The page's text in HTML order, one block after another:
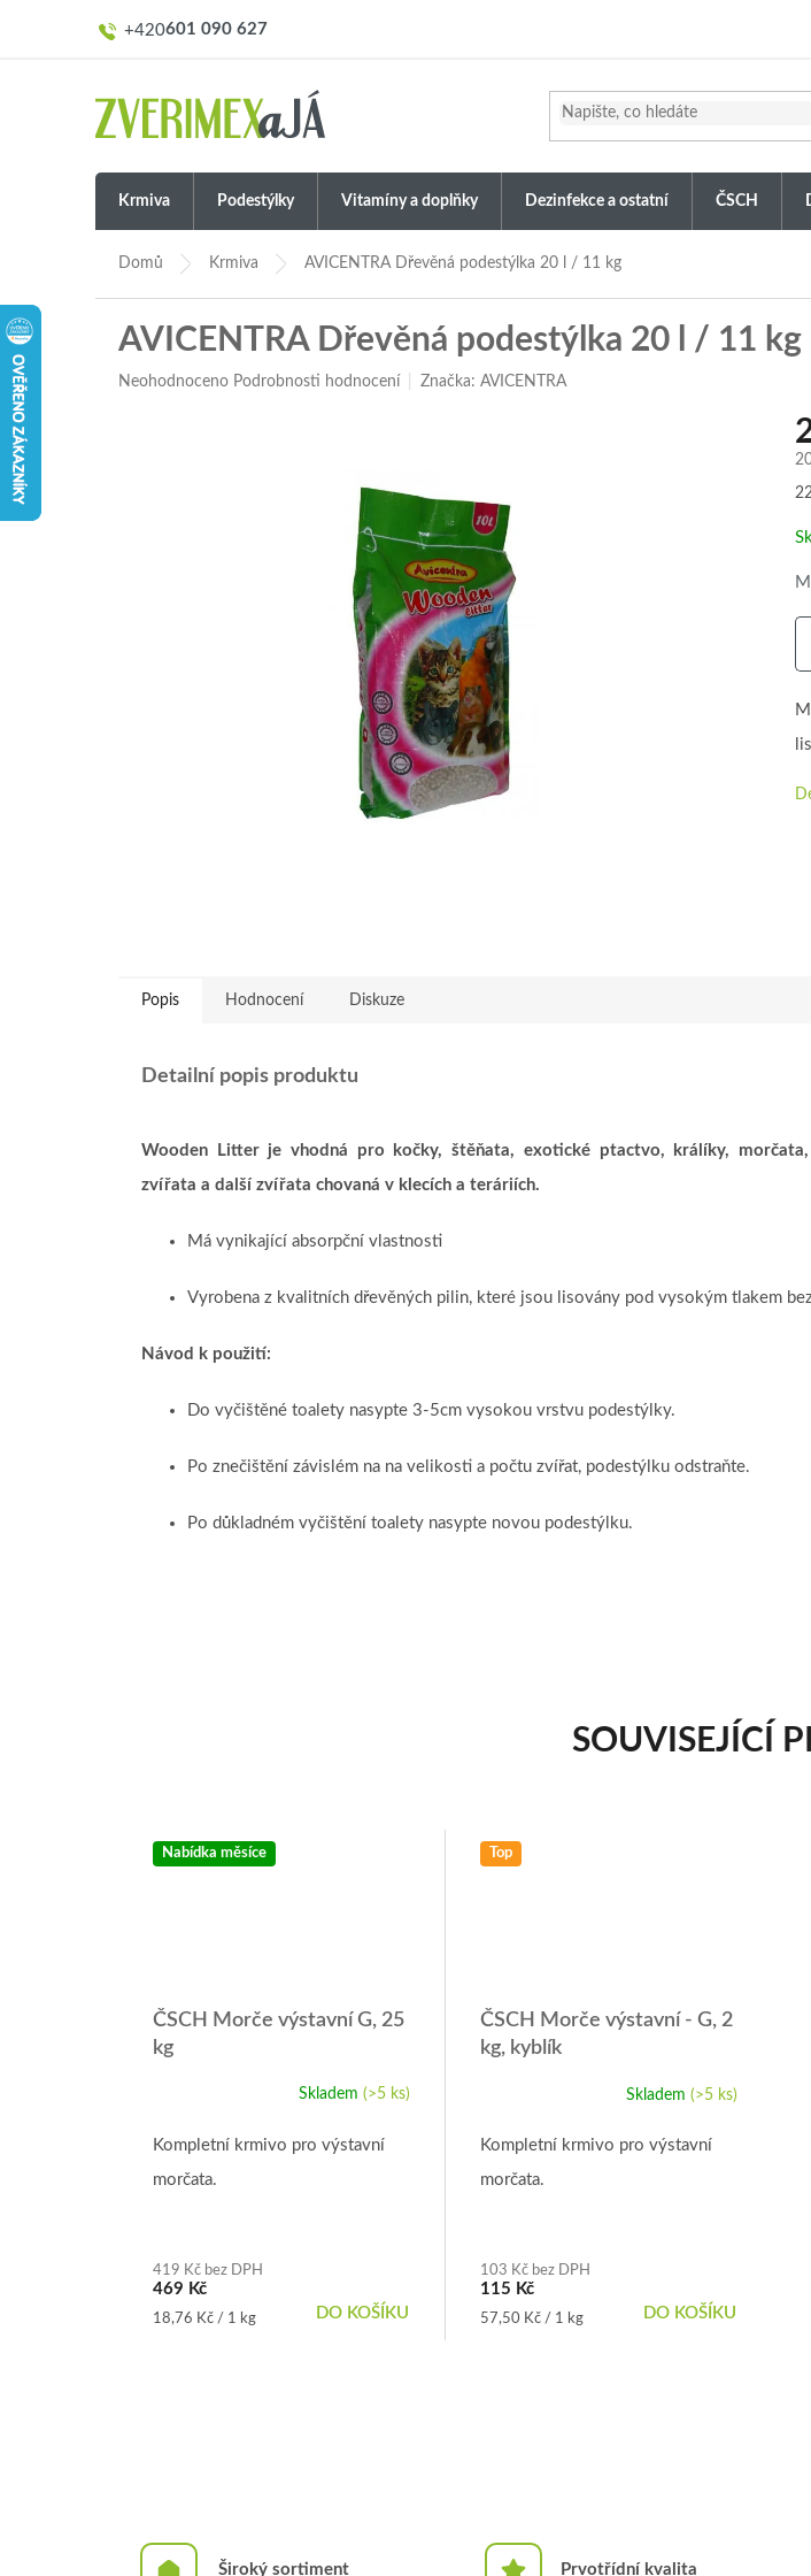
601 090 627
Krmiva Podestýlky Vitamíny a doplňky Dezinfekce a ostatní ČSCH
Domů Krmiva AVICENTRA Dřevěná podestýlka 20 l / 11 kg
AVICENTRA Dřevěná podestýlka 20 l / 11 kg
Průměrné
Neohodnoceno Podrobnosti hodnocení Značka:AVICENTRA
Popis Hodnocení Diskuze
Detailní popis produktu
Wooden Litter je vhodná pro kočky, štěňata, exotické ptactvo, králíky,
zvířata a další zvířata chovaná v klecích a teráriích.
Má vynikající absorpční vlastnosti
Vyrobena z kvalitních dřevěných pilin, které jsou lisovány pod vysokým tlakem
Návod k použití:
Do vyčištěné toalety nasypte 3-5cm vysokou vrstvu podestýlky.
Po znečištění závislém na na velikosti a počtu zvířat, podestýlku odstraňte.
Po důkladném vyčištění toalety nasypte novou podestýlku.
SOUVISEJÍCÍ
Nabídka měsíce
ČSCH Morče výstavní G, 25
kg
produktu
5,0
Skladem (>5 ks)
419 Kč bez DPH
469 Kč
Měrná
18,76 Kč / 1 kg DO KOŠÍKU
Kompletní krmivo pro výstavní
morčata.
Top
ČSCH Morče výstavní - G, 2
kg, kyblík
produktu
5,0
Skladem(>5 ks)
103 Kč bez DPH
115 Kč
Měrná
57,50 Kč / 1 kg DO KOŠÍKU
Kompletní krmivo pro výstavní
morčata.
Široký sortiment Prvotřídní kvalita